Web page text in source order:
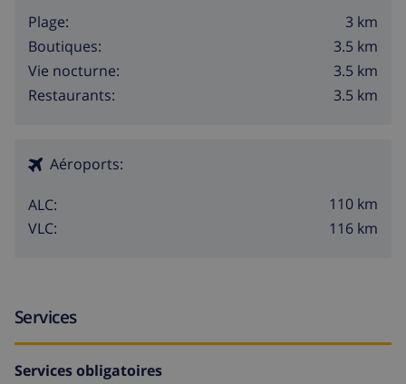
Plage:
3 km
Boutiques:
3.5 km
Vie nocturne:
3.5 km
Restaurants:
3.5 km
Aéroports:
ALC:
110 km
VLC:
116 km
Services
Services obligatoires